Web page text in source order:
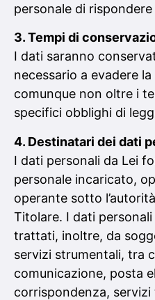
personale di
3. Tempi di
I dati saranno
necessario a evadere
comunque non oltre i
specifici obblighi di
4. Destinatari dei dati
I dati personali da Lei
personale incaricato,
operante sotto
Titolare. I dati
trattati, inoltre, da
servizi strumentali, tra
comunicazione, posta
corrispondenza,